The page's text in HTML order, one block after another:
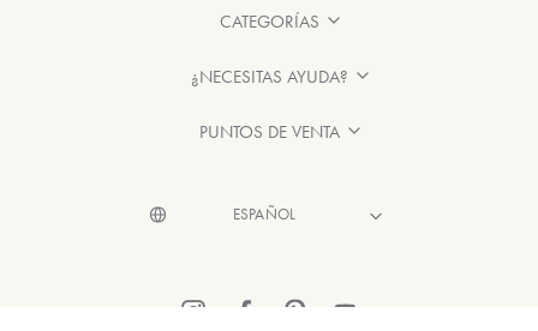
CATEGORÍAS
¿NECESITAS AYUDA?
PUNTOS DE VENTA